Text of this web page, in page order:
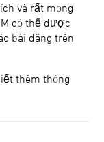
và rất mong
có thể được
bài đăng trên
thêm thông